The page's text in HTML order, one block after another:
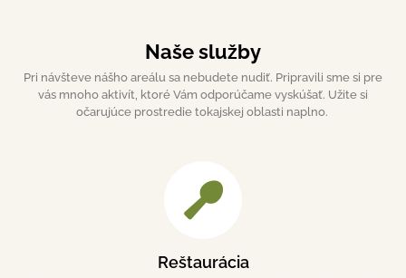
Naše služby
Pri návšteve nášho areálu sa nebudete nudiť. Pripravili sme si pre
vás mnoho aktivít, ktoré Vám odporúčame vyskúšať. Užite si
očarujúce prostredie tokajskej oblasti naplno.
Reštaurácia